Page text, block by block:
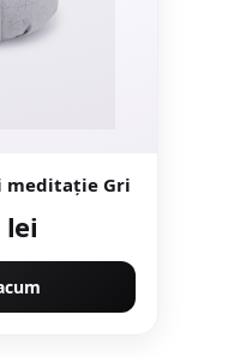
meditație Gri
lei